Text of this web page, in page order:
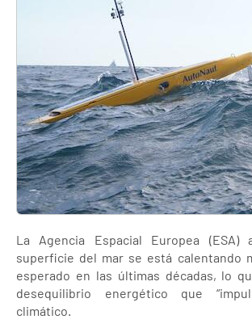
La Agencia Espacial Europea (ESA)
superficie del mar se está calentando
esperado en las últimas décadas, lo
desequilibrio energético que
climático.